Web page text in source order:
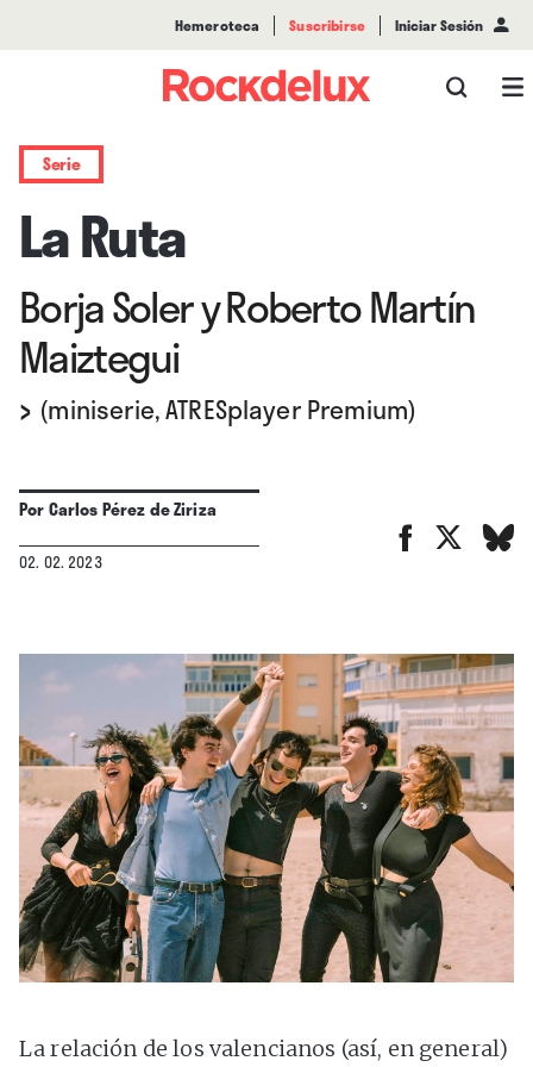
Hemeroteca Suscribirse Iniciar Sesión
Serie
La Ruta
Borja Soler y Roberto Martín
Maiztegui
› (miniserie, ATRESplayer Premium)
PorCarlos Pérez de Ziriza
02. 02. 2023
La relación de los valencianos (así, en general)